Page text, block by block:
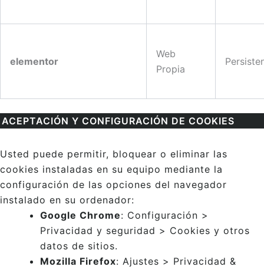
elementor
Web
Propia
ACEPTACIÓN Y CONFIGURACIÓN DE COOKIES
Usted puede permitir, bloquear o eliminar las
cookies instaladas en su equipo mediante la
configuración de las opciones del navegador
instalado en su ordenador:
Google Chrome: Configuración >
Privacidad y seguridad > Cookies y otros
datos de sitios.
Mozilla Firefox: Ajustes > Privacidad &